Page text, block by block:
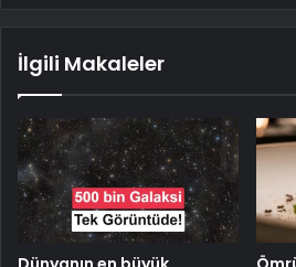
İlgili Makaleler